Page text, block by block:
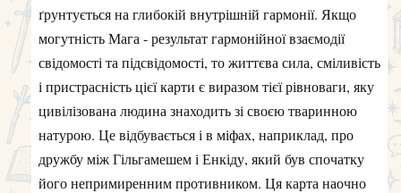
ґрунтується на глибокій внутрішній гармонії. Якщо
могутність Мага - результат гармонійної взаємодії
свідомості та підсвідомості, то життєва сила, сміливість
і пристрасність цієї карти є виразом тієї рівноваги, яку
цивілізована людина знаходить зі своєю тваринною
натурою. Це відбувається і в міфах, наприклад, про
дружбу між Гільгамешем і Енкіду, який був спочатку
його непримиренним противником. Ця карта наочно